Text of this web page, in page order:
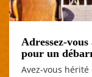
Adressez-
pour un
Avez-vous